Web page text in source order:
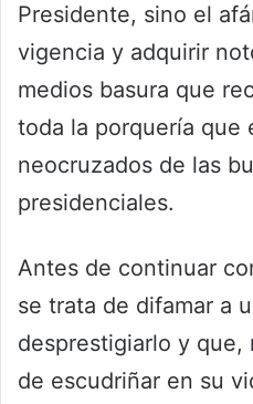
Presidente, sino el
vigencia y adquirir
medios basura que
toda la porquería que
neocruzados de las
presidenciales.
Antes de continuar
se trata de difamar a
desprestigiarlo y que,
de escudriñar en su